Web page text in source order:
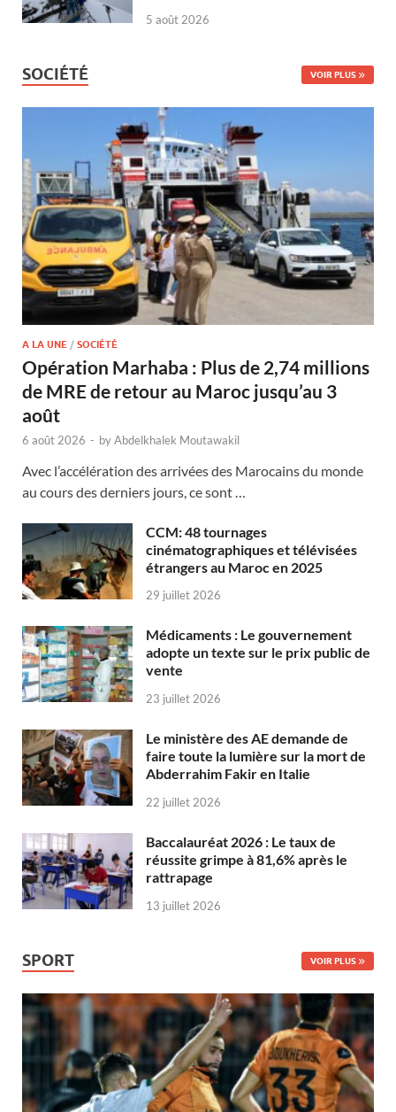
5 août 2026
SOCIÉTÉ VOIR PLUS
A LA UNE / SOCIÉTÉ
Opération Marhaba : Plus de 2,74 millions
de MRE de retour au Maroc jusqu’au 3
août
6 août 2026 - byAbdelkhalek Moutawakil
Avec l’accélération des arrivées des Marocains du monde
au cours des derniers jours, ce sont …
CCM: 48 tournages
cinématographiques et télévisées
étrangers au Maroc en 2025
29 juillet 2026
Médicaments : Le gouvernement
adopte un texte sur le prix public de
vente
23 juillet 2026
Le ministère des AE demande de
faire toute la lumière sur la mort de
Abderrahim Fakir en Italie
22 juillet 2026
Baccalauréat 2026 : Le taux de
réussite grimpe à 81,6% après le
rattrapage
13 juillet 2026
SPORT VOIR PLUS